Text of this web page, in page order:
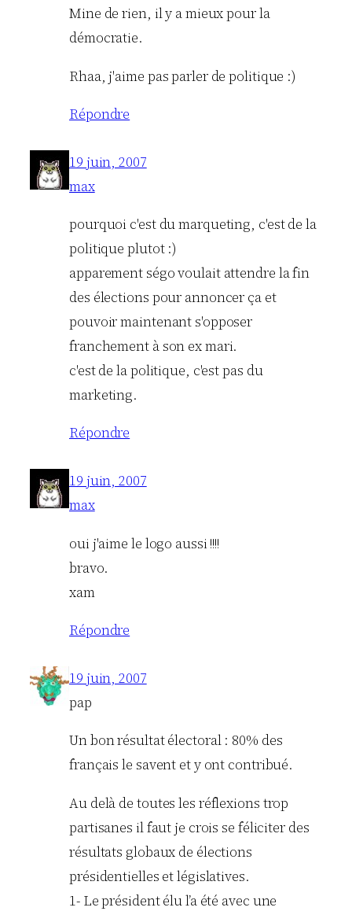
Mine de rien, il y a mieux pour la
démocratie.
Rhaa, j'aime pas parler de politique :)
Répondre
19 juin, 2007
max
pourquoi c'est du marqueting, c'est de la
politique plutot :)
apparement ségo voulait attendre la fin
des élections pour annoncer ça et
pouvoir maintenant s'opposer
franchement à son ex mari.
c'est de la politique, c'est pas du
marketing.
Répondre
19 juin, 2007
max
oui j'aime le logo aussi !!!!
bravo.
xam
Répondre
19 juin, 2007
pap
Un bon résultat électoral : 80% des
français le savent et y ont contribué.
Au delà de toutes les réflexions trop
partisanes il faut je crois se féliciter des
résultats globaux de élections
présidentielles et législatives.
1- Le président élu l’a été avec une